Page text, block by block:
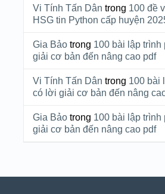
Vi Tính Tấn Dân trong 100 đề
HSG tin Python cấp huyện
Gia Bảotrong 100 bài lập trình
giải cơ bản đến nâng cao pdf
Vi Tính Tấn Dân trong 100 bài
có lời giải cơ bản đến nâng
Gia Bảotrong 100 bài lập trình
giải cơ bản đến nâng cao pdf